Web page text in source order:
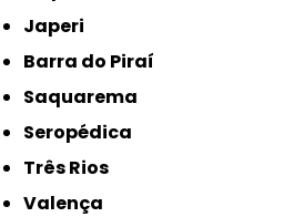
Japeri
Barra do Piraí
Saquarema
Seropédica
Três Rios
Valença